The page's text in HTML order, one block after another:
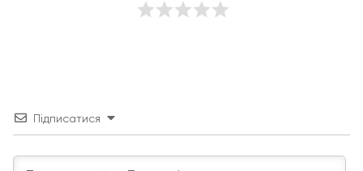
Підписатися